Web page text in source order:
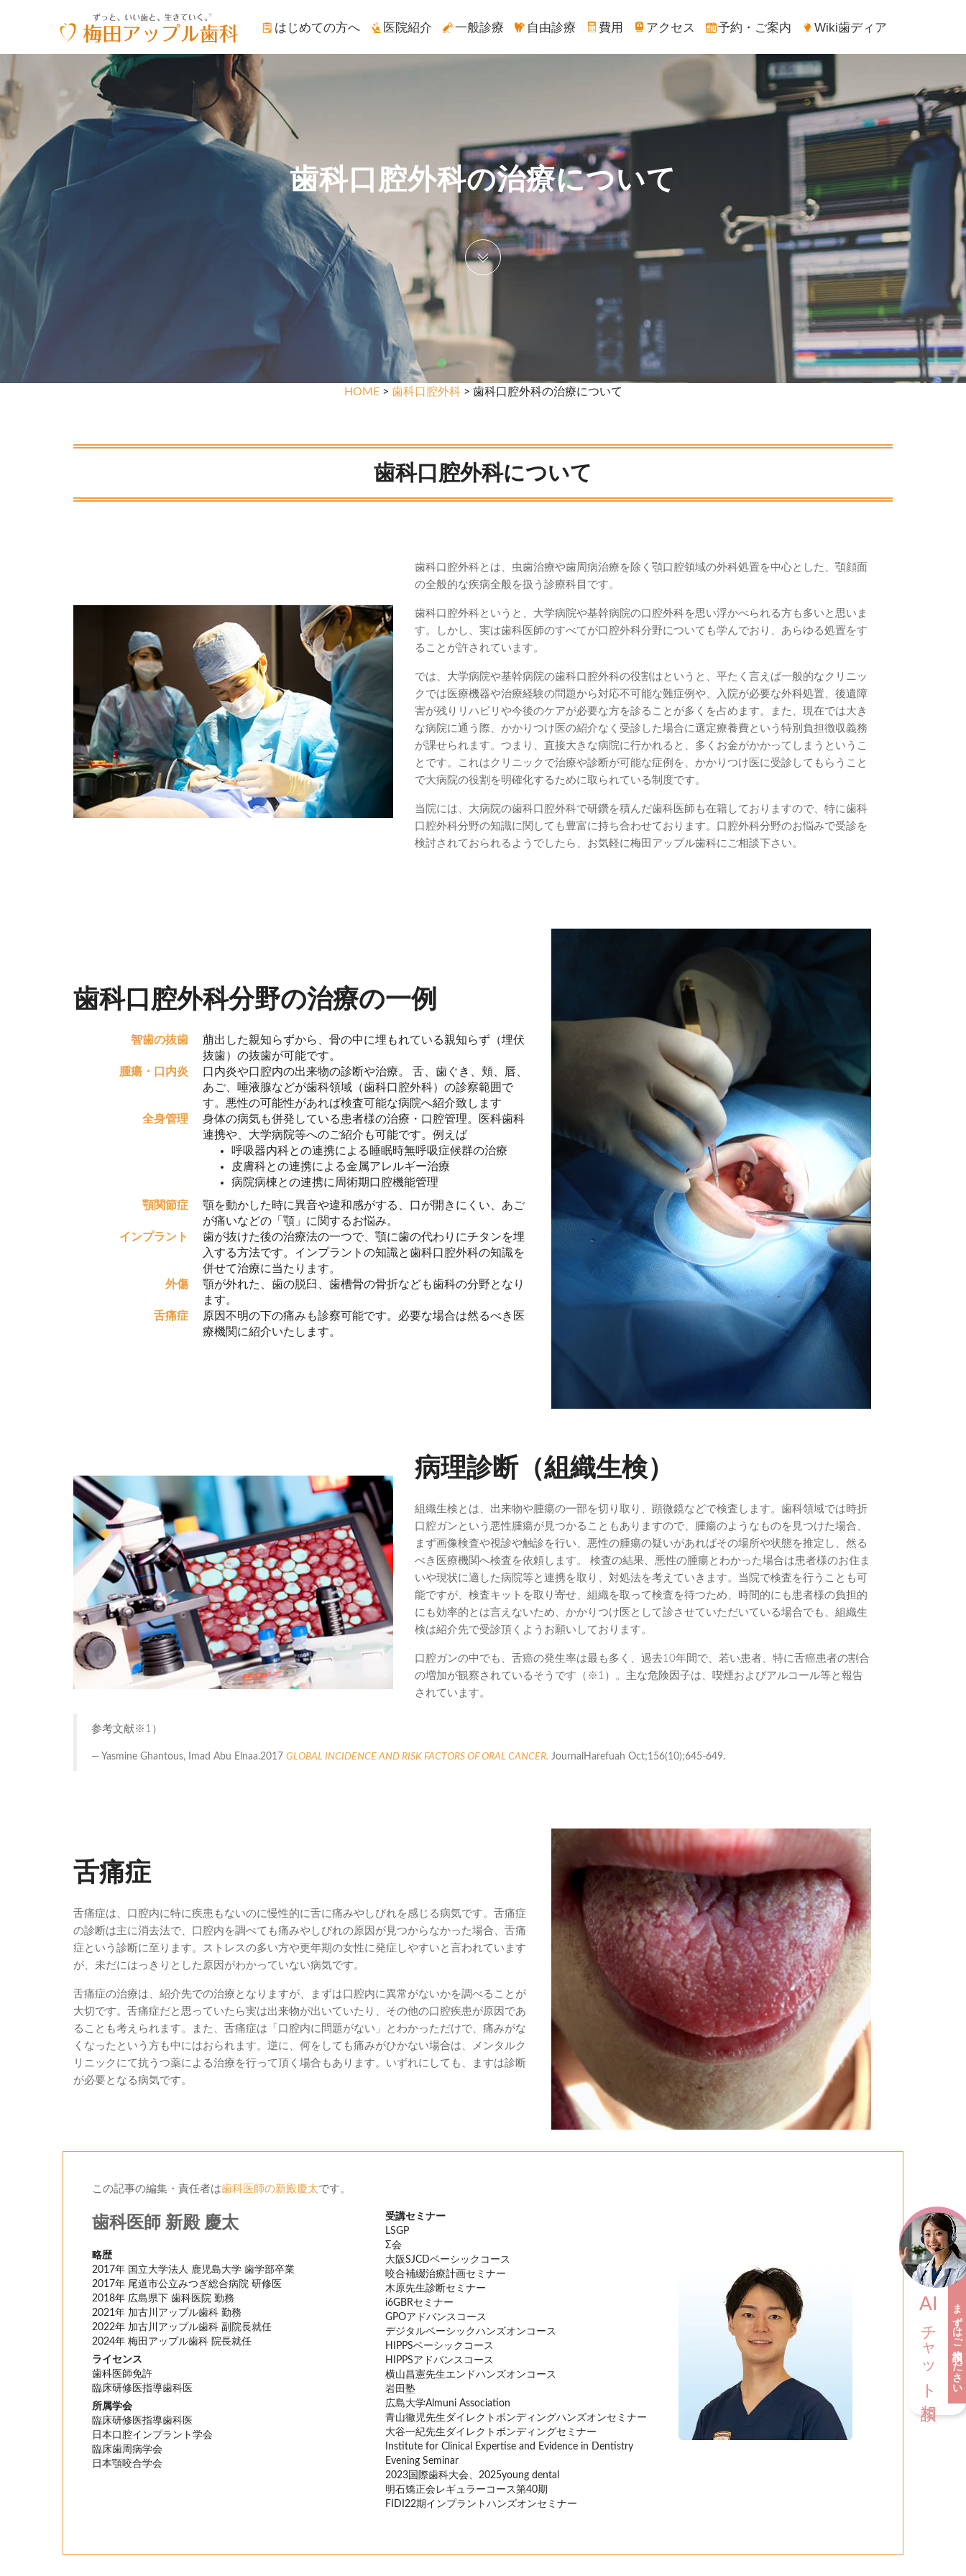
はじめての方へ 医院紹介 一般診療 自由診療 費用 アクセス 予約・ご案内 Wiki歯ディア
歯科口腔外科の治療について
HOME> 歯科口腔外科> 歯科口腔外科の治療について
歯科口腔外科について
歯科口腔外科とは、虫歯治療や歯周病治療を除く顎口腔領域の外科処置を中心とした、顎顔面
の全般的な疾病全般を扱う診療科目です。
歯科口腔外科というと、大学病院や基幹病院の口腔外科を思い浮かべられる方も多いと思いま
す。しかし、実は歯科医師のすべてが口腔外科分野についても学んでおり、あらゆる処置をす
ることが許されています。
では、大学病院や基幹病院の歯科口腔外科の役割はというと、平たく言えば一般的なクリニッ
クでは医療機器や治療経験の問題から対応不可能な難症例や、入院が必要な外科処置、後遺障
害が残りリハビリや今後のケアが必要な方を診ることが多くを占めます。また、現在では大き
な病院に通う際、かかりつけ医の紹介なく受診した場合に選定療養費という特別負担徴収義務
が課せられます。つまり、直接大きな病院に行かれると、多くお金がかかってしまうというこ
とです。これはクリニックで治療や診断が可能な症例を、かかりつけ医に受診してもらうこと
で大病院の役割を明確化するために取られている制度です。
当院には、大病院の歯科口腔外科で研鑽を積んだ歯科医師も在籍しておりますので、特に歯科
口腔外科分野の知識に関しても豊富に持ち合わせております。口腔外科分野のお悩みで受診を
検討されておられるようでしたら、お気軽に梅田アップル歯科にご相談下さい。
歯科口腔外科分野の治療の一例
智歯の抜歯
萠出した親知らずから、骨の中に埋もれている親知らず（埋伏
抜歯）の抜歯が可能です。
腫瘍・口内炎
口内炎や口腔内の出来物の診断や治療。 舌、歯ぐき、頬、唇、
あご、唾液腺などが歯科領域（歯科口腔外科）の診察範囲で
す。悪性の可能性があれば検査可能な病院へ紹介致します
全身管理
身体の病気も併発している患者様の治療・口腔管理。医科歯科
連携や、大学病院等へのご紹介も可能です。例えば
呼吸器内科との連携による睡眠時無呼吸症候群の治療
皮膚科との連携による金属アレルギー治療
病院病棟との連携に周術期口腔機能管理
顎関節症
顎を動かした時に異音や違和感がする、口が開きにくい、あご
が痛いなどの「顎」に関するお悩み。
インプラント
歯が抜けた後の治療法の一つで、顎に歯の代わりにチタンを埋
入する方法です。インプラントの知識と歯科口腔外科の知識を
併せて治療に当たります。
外傷
顎が外れた、歯の脱臼、歯槽骨の骨折なども歯科の分野となり
ます。
舌痛症
原因不明の下の痛みも診察可能です。必要な場合は然るべき医
療機関に紹介いたします。
病理診断（組織生検）
組織生検とは、出来物や腫瘍の一部を切り取り、顕微鏡などで検査します。歯科領域では時折
口腔ガンという悪性腫瘍が見つかることもありますので、腫瘍のようなものを見つけた場合、
まず画像検査や視診や触診を行い、悪性の腫瘍の疑いがあればその場所や状態を推定し、然る
べき医療機関へ検査を依頼します。 検査の結果、悪性の腫瘍とわかった場合は患者様のお住ま
いや現状に適した病院等と連携を取り、対処法を考えていきます。当院で検査を行うことも可
能ですが、検査キットを取り寄せ、組織を取って検査を待つため、時間的にも患者様の負担的
にも効率的とは言えないため、かかりつけ医として診させていただいている場合でも、組織生
検は紹介先で受診頂くようお願いしております。
口腔ガンの中でも、舌癌の発生率は最も多く、過去10年間で、若い患者、特に舌癌患者の割合
の増加が観察されているそうです（※1）。主な危険因子は、喫煙およびアルコール等と報告
されています。
参考文献※1）
Yasmine Ghantous, Imad Abu Elnaa.2017 GLOBAL INCIDENCE AND RISK FACTORS OF ORAL CANCER. JournalHarefuah Oct;156(10);645-649.
舌痛症
舌痛症は、口腔内に特に疾患もないのに慢性的に舌に痛みやしびれを感じる病気です。舌痛症
の診断は主に消去法で、口腔内を調べても痛みやしびれの原因が見つからなかった場合、舌痛
症という診断に至ります。ストレスの多い方や更年期の女性に発症しやすいと言われています
が、未だにはっきりとした原因がわかっていない病気です。
舌痛症の治療は、紹介先での治療となりますが、まずは口腔内に異常がないかを調べることが
大切です。舌痛症だと思っていたら実は出来物が出いていたり、その他の口腔疾患が原因であ
ることも考えられます。また、舌痛症は「口腔内に問題がない」とわかっただけで、痛みがな
くなったという方も中にはおられます。逆に、何をしても痛みがひかない場合は、メンタルク
リニックにて抗うつ薬による治療を行って頂く場合もあります。いずれにしても、ますは診断
が必要となる病気です。
この記事の編集・責任者は歯科医師の新殿慶太です。
歯科医師 新殿 慶太
略歴
2017年 国立大学法人 鹿児島大学 歯学部卒業
2017年 尾道市公立みつぎ総合病院 研修医
2018年 広島県下 歯科医院 勤務
2021年 加古川アップル歯科 勤務
2022年 加古川アップル歯科 副院長就任
2024年 梅田アップル歯科 院長就任
ライセンス
歯科医師免許
臨床研修医指導歯科医
所属学会
臨床研修医指導歯科医
日本口腔インプラント学会
臨床歯周病学会
日本顎咬合学会
受講セミナー
LSGP
Σ会
大阪SJCDベーシックコース
咬合補綴治療計画セミナー
木原先生診断セミナー
i6GBRセミナー
GPOアドバンスコース
デジタルベーシックハンズオンコース
HIPPSベーシックコース
HIPPSアドバンスコース
横山昌憲先生エンドハンズオンコース
岩田塾
広島大学Almuni Association
青山徹児先生ダイレクトボンディングハンズオンセミナー
大谷一紀先生ダイレクトボンディングセミナー
Institute for Clinical Expertise and Evidence in Dentistry
Evening Seminar
2023国際歯科大会、2025young dental
明石矯正会レギュラーコース第40期
FIDI22期インプラントハンズオンセミナー
AI
チャット相談 まずはご相談ください